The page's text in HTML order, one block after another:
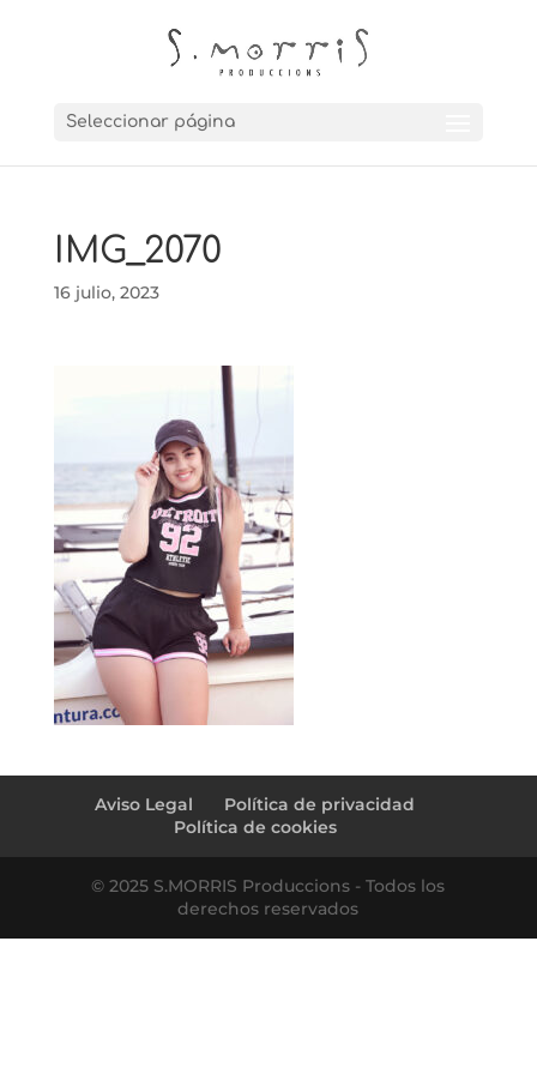
Seleccionar página
IMG_2070
16 julio, 2023
Aviso Legal
Política de privacidad
Política de cookies
© 2025 S.MORRIS Produccions - Todos los
derechos reservados